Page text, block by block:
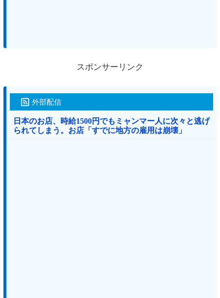
スポンサーリンク
外部配信
日本のお店、時給1500円でもミャンマー人に次々と逃げ
られてしまう。お店「すでに地方の雇用は崩壊」